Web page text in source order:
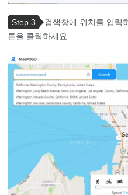
Step 3 검색창에 위치를 입력
튼을 클릭하세요.